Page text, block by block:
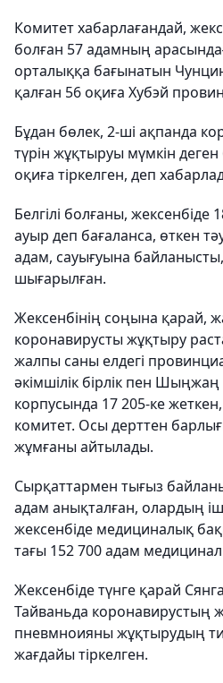
Комитет хабарлағандай,
болған 57 адамның
орталыққа бағынатын
қалған 56 оқиға Хубэй
Бұдан бөлек, 2-ші ақпанда
түрін жұқтыруы мүмкін
оқиға тіркелген, деп
Белгілі болғаны,
ауыр деп бағаланса, өткен
адам, сауығуына
шығарылған.
Жексенбінің соңына қарай,
коронавирусты жұқтыру
жалпы саны елдегі
әкімшілік бірлік пен Шыңжаң
корпусында 17 205-ке
комитет. Осы дерттен
жұмғаны айтылады.
Сырқаттармен тығыз
адам анықталған, олардың
жексенбіде медициналық
тағы 152 700 адам
Жексенбіде түнге қарай
Тайваньда коронавирустың
пневмноияны жұқтырудың
жағдайы тіркелген.